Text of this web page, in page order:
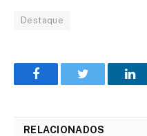
Destaque
FacebookTwitter
O
RELACIONADOS